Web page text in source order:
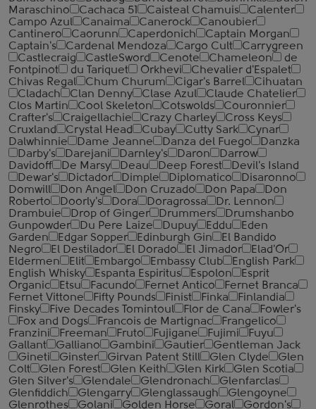
Maraschino
Cachaca 51 Caisteal Chamuis
Calenter
Campo Azul
Canaima Canerock
Canoubier
Cantinero
Caorunn Caperdonich
Captain Morgan
Captain's
Cardenal Mendoza Cargo Cult
Carrygreen
Castlecraig
CastleSword Cenote Chameleon
de
Fontpinot
du Tariquet Orkhevi
Chevalier d'Espalet
Chivas Regal
Chum Churum Cigar's Barrel
Cihuatan
Cladach
Clan Denny Clase Azul
Claude Chatelier
Clos Martin
Cool Skeleton Cotswolds
Couronnier
Crafter's
Craigellachie Crazy Charley
Cross Keys
Cruxland
Crystal Head Cubay Cutty Sark
Cynar
Dalwhinnie
Dame Jeanne Danza del Fuego
Danzka
Darby's
Darejani Darnley's Daron
Darrow
Davidoff
De Marsy Deau Deep Forest
Devil's Island
Dewar's
Dictador Dimple Diplomatico
Disaronno
Domwill
Don Angel Don Cruzado Don Papa
Don
Roberto
Doorly's Dora Doragrossa
Dr. Lennon
Drambuie
Drop of Ginger Drummers
Drumshanbo
Gunpowder
Du Pere Laize Dupuy Eddu
Eden
Garden
Edgar Sopper Edinburgh Gin
El Bandido
Negro
El Destilador El Dorado El Jimador
Elad'Or
Eldermen
Elit Embargo Embassy Club
English Park
English Whisky
Espanta Espiritus Espolon
Esprit
Organic
Etsu Facundo Fernet Antico
Fernet Branca
Fernet Vittone
Fifty Pounds Finist Finka
Finlandia
Finsky
Five Decades Tomintoul Flor de Cana
Fowler's
Fox and Dogs
Francois de Martignac
Frangelico
Franzini
Freeman Fruto Fujigane Fujimi
Fuyu
Gallant
Galliano Gambini Gautier
Gentleman Jack
Gineti
Ginster Girvan Patent Still Glen Clyde
Glen
Colt
Glen Forest Glen Keith Glen Kirk
Glen Scotia
Glen Silver's
Glendale Glendronach
Glenfarclas
Glenfiddich
Glengarry Glenglassaugh
Glengoyne
Glenrothes
Golani Golden Horse Goral
Gordon's